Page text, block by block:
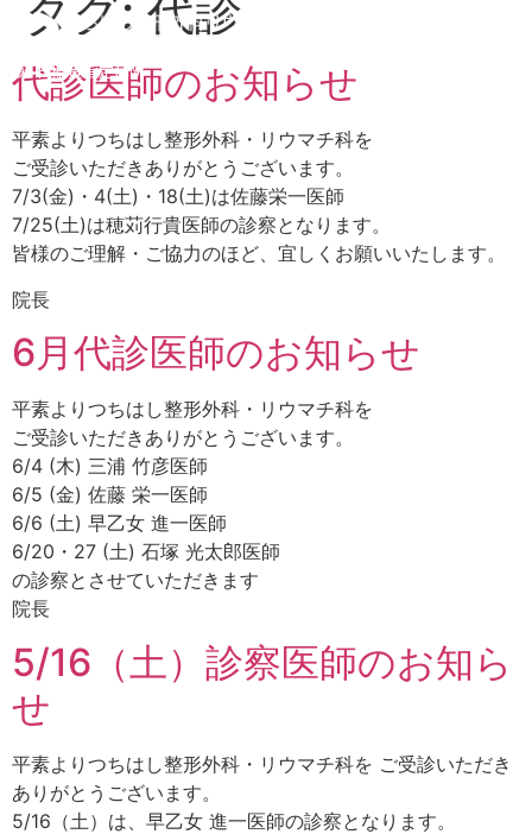
労災•自賠責指定病院
タグ: 代診
代診医師のお知らせ
平素よりつちはし整形外科・リウマチ科を
ご受診いただきありがとうございます。
7/3(金)・4(土)・18(土)は佐藤栄一医師
7/25(土)は穂苅行貴医師の診察となります。
皆様のご理解・ご協力のほど、宜しくお願いいたします。
院長
6月代診医師のお知らせ
平素よりつちはし整形外科・リウマチ科を
ご受診いただきありがとうございます。
6/4 (木) 三浦 竹彦医師
6/5 (金) 佐藤 栄一医師
6/6 (土) 早乙女 進一医師
6/20・27 (土) 石塚 光太郎医師
の診察とさせていただきます
院長
5/16（土）診察医師のお知ら
せ
平素よりつちはし整形外科・リウマチ科を ご受診いただき
ありがとうございます。
5/16（土）は、早乙女 進一医師の診察となります。